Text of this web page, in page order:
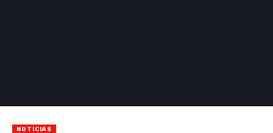
NOTÍCIAS